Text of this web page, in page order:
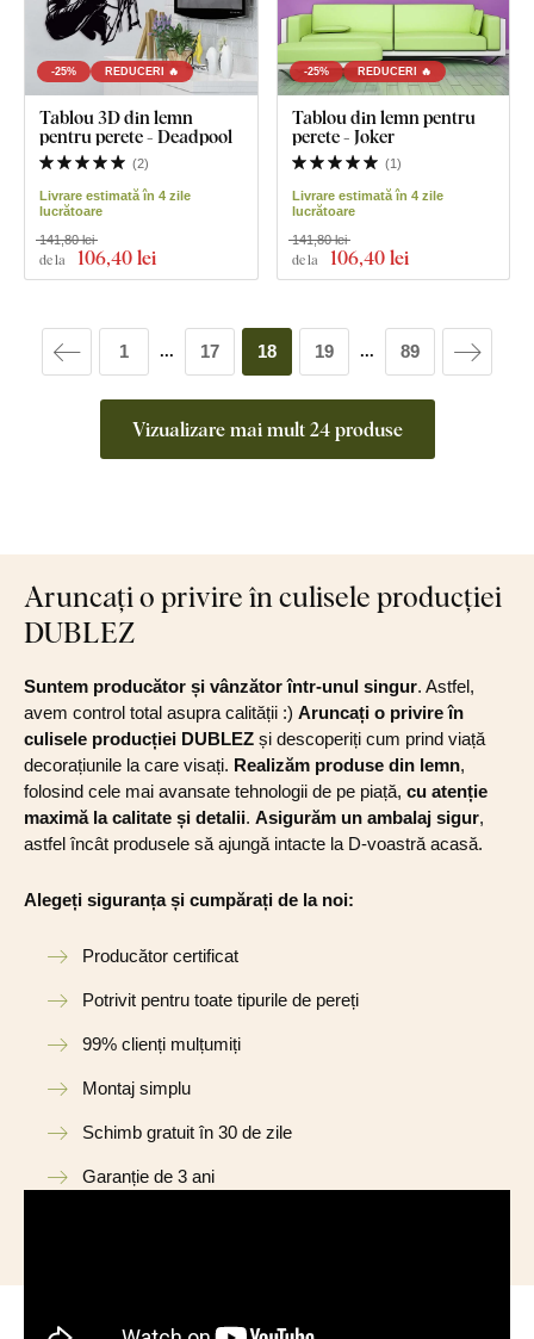
-25% REDUCERI 🔥
Tablou 3D din lemn
pentru perete - Deadpool
(2)
Livrare estimată în 4 zile
lucrătoare
de la 106,40 lei
141,80 lei
-25% REDUCERI 🔥
Tablou din lemn pentru
perete - Joker
(1)
Livrare estimată în 4 zile
lucrătoare
de la 106,40 lei
141,80 lei
Vizualizare mai mult 24 produse
1 ... 17 18 19 ... 89
Aruncați o privire în culisele producției
DUBLEZ
Suntem producător și vânzător într-unul singur. Astfel,
avem control total asupra calității :) Aruncați o privire în
culisele producției DUBLEZ și descoperiți cum prind viață
decorațiunile la care visați. Realizăm produse din lemn,
folosind cele mai avansate tehnologii de pe piață, cu atenție
maximă la calitate și detalii. Asigurăm un ambalaj sigur,
astfel încât produsele să ajungă intacte la D-voastră acasă.
Alegeți siguranța și cumpărați de la noi:
Producător certificat
Potrivit pentru toate tipurile de pereți
99% clienți mulțumiți
Montaj simplu
Schimb gratuit în 30 de zile
Garanție de 3 ani